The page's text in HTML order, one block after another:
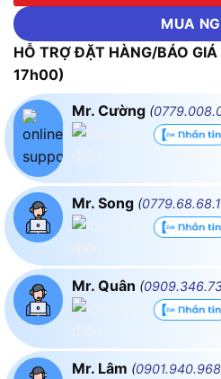
MUA
HỖ TRỢ ĐẶT HÀNG/BÁO
17h00)
Mr. Cường (
Mr. Song (
Mr. Quân (
Mr. Lâm (0901.940.968